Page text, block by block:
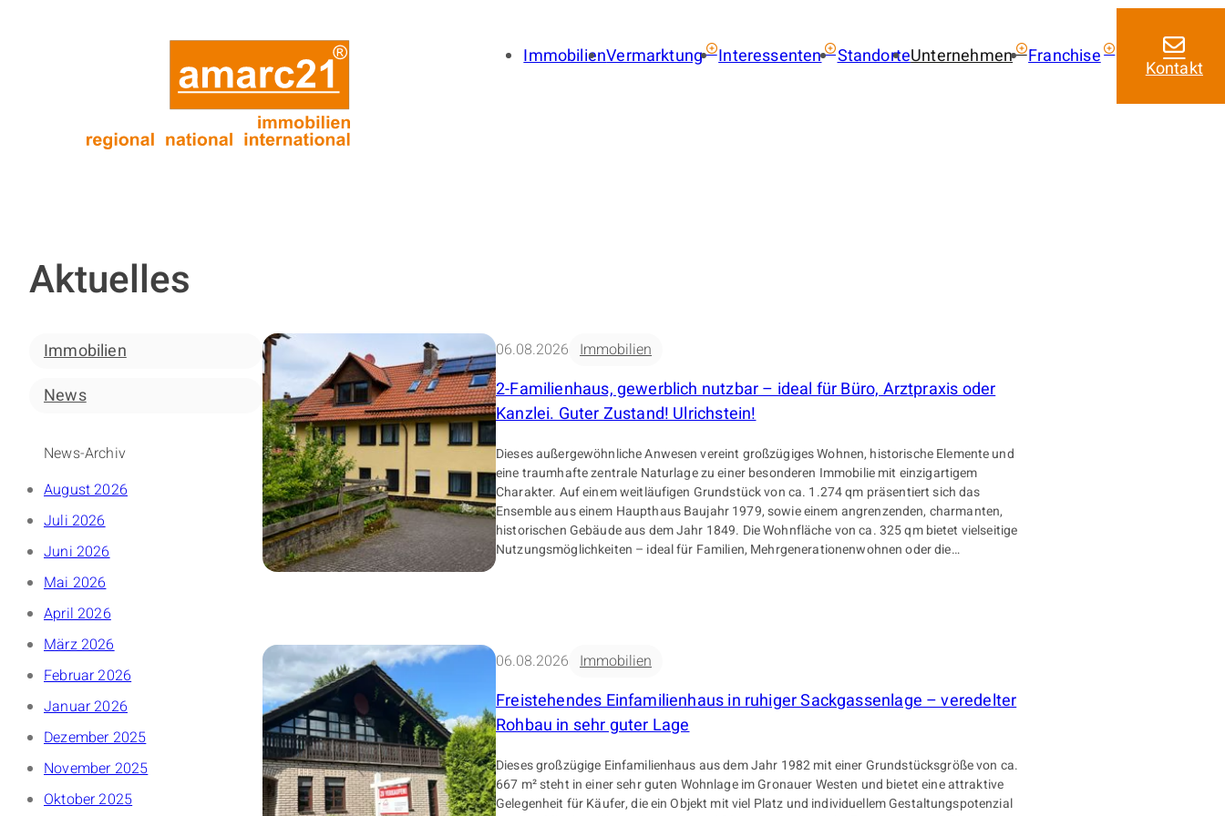
ImmobilienVermarktung
Interessenten
StandorteUnternehmen
Franchise
Franchise mit
Franchise Leistungen
Kontakt
Aktuelles
Immobilien
News
News-Archiv
August 2026
Juli 2026
Juni 2026
Mai 2026
April 2026
März 2026
Februar 2026
Januar 2026
Dezember 2025
November 2025
Oktober 2025
06.08.2026 Immobilien
2-Familienhaus, gewerblich nutzbar – ideal für Büro, Arztpraxis oder
Kanzlei. Guter Zustand! Ulrichstein!
Dieses außergewöhnliche Anwesen vereint großzügiges Wohnen, historische Elemente und
eine traumhafte zentrale Naturlage zu einer besonderen Immobilie mit einzigartigem
Charakter. Auf einem weitläufigen Grundstück von ca. 1.274 qm präsentiert sich das
Ensemble aus einem Haupthaus Baujahr 1979, sowie einem angrenzenden, charmanten,
historischen Gebäude aus dem Jahr 1849. Die Wohnfläche von ca. 325 qm bietet vielseitige
Nutzungsmöglichkeiten – ideal für Familien, Mehrgenerationenwohnen oder die
die Küche mit Ausgang auf eine ca. 23 qm große Terrasse und das geräumige Duschbad
Zurück zum zweiten Teil des Flures, der uns zum Vorratsraum mit Durchgang zur Garage,
sowie einem Hauswirtschaftsraum mit angrenzender Sauna und Heizungsraum führt. Vom
dreifach verglaste Fensterfläche gibt den Blick auf die ca. 35 qm große Terrasse und den
liebevoll angelegten Garten frei. Im Wohnraum sorgt ein voll funktionsfähiger Kachelofen
für eine wohnliche Atmosphäre. Ergänzt wird das besondere Wohngefühl durch zahlreiche
06.08.2026 Immobilien
Freistehendes Einfamilienhaus in ruhiger Sackgassenlage – veredelter
Rohbau in sehr guter Lage
Dieses großzügige Einfamilienhaus aus dem Jahr 1982 mit einer Grundstücksgröße von ca.
667 m² steht in einer sehr guten Wohnlage im Gronauer Westen und bietet eine attraktive
Gelegenheit für Käufer, die ein Objekt mit viel Platz und individuellem Gestaltungspotenzial